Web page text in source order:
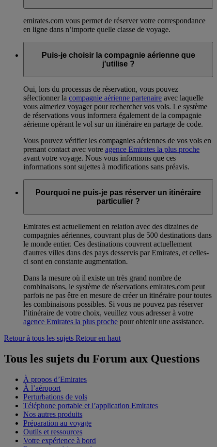
emirates.com vous permet de réserver votre correspondance
en ligne dans n’importe quelle classe de voyage.
Puis-je choisir la compagnie aérienne que
j’utilise ?
Oui, lors du processus de réservation, vous pouvez
sélectionner la compagnie aérienne partenaire avec laquelle
vous aimeriez voyager pour rechercher vos vols. Le système
de réservations vous informera également de la compagnie
aérienne opérant le vol sur un itinéraire en partage de code.
Vous pouvez vérifier les compagnies aériennes de vos vols en
prenant contact avec votre agence Emirates la plus proche
avant votre voyage. Nous vous informons que ces
informations sont sujettes à modifications sans préavis.
Pourquoi ne puis-je pas réserver un itinéraire
particulier ?
Emirates est actuellement en relation avec des dizaines de
compagnies aériennes, couvrant plus de 500 destinations dans
le monde entier. Ces destinations couvrent actuellement
d'autres villes dans des pays desservis par Emirates, et celles-
ci sont en constante augmentation.
Dans la mesure où il existe un très grand nombre de
combinaisons, le système de réservations emirates.com peut
parfois ne pas être en mesure de créer un itinéraire pour toutes
les combinaisons possibles. Si vous ne pouvez pas réserver
l’itinéraire de votre choix, veuillez vous adresser à votre
agence Emirates la plus proche pour obtenir une assistance.
Retour à tous les sujets Retour en haut
Tous les sujets du Forum aux Questions
À propos d’Emirates
À l’aéroport
Perturbations de vols
Téléphone portable et l’application Emirates
Nos autres produits
Préparation au voyage
Outils et ressources
Votre expérience à bord